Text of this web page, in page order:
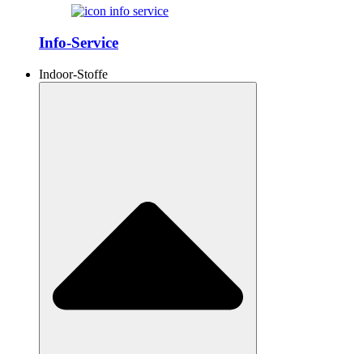
Info-Service
Indoor-Stoffe